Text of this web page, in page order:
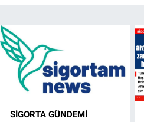
SIGORTA GÜNDEMI